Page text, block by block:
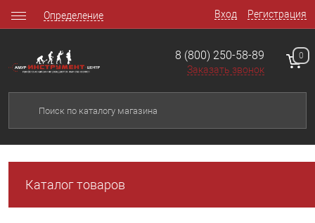
Вход Регистрация
Определение
8 (800) 250-58-89
Заказать звонок
0
Каталог товаров